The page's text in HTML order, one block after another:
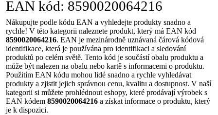
EAN kód: 8590020064216
Nákupujte podle kódu EAN a vyhledejte produkty snadno a
rychle! V této kategorii naleznete produkt, který má EAN kód
8590020064216. EAN je mezinárodně uznávaná čárová kódová
identifikace, která je používána pro identifikaci a sledování
produktů po celém světě. Tento kód je součástí obalu produktu a
může být nalezen na obalu nebo kartě s informacemi o produktu.
Použitím EAN kódu mohou lidé snadno a rychle vyhledávat
produkty a zjistit jejich správnou cenu, kvalitu a dostupnost. V naší
kategorii si můžete prohlédnout eshopy, které prodávají výrobek s
EAN kódem 8590020064216 a získat informace o produktu, který
je k dispozici.